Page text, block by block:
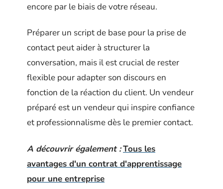
encore par le biais de votre réseau.
Préparer un script de base pour la prise de
contact peut aider à structurer la
conversation, mais il est crucial de rester
flexible pour adapter son discours en
fonction de la réaction du client. Un vendeur
préparé est un vendeur qui inspire confiance
et professionnalisme dès le premier contact.
A découvrir également :Tous les
avantages d'un contrat d'apprentissage
pour une entreprise